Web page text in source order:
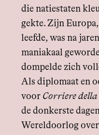
die natiestaten
gekte. Zijn
leefde, was na
maniakaal
dompelde zich
Als diplomaat en
voor Corriere della
de donkerste
Wereldoorlog